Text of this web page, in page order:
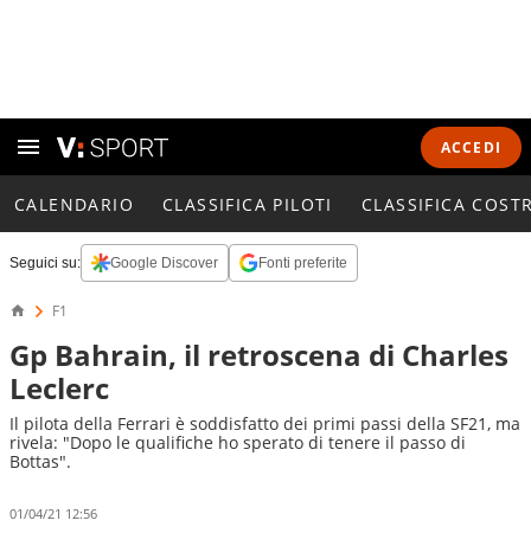
ACCEDI
CALENDARIO CLASSIFICA PILOTI CLASSIFICA
Seguici su: Google Discover Fonti preferite
F1
Gp Bahrain, il retroscena di Charles
Leclerc
Il pilota della Ferrari è soddisfatto dei primi passi della SF21, ma
rivela: "Dopo le qualifiche ho sperato di tenere il passo di
Bottas".
01/04/21 12:56